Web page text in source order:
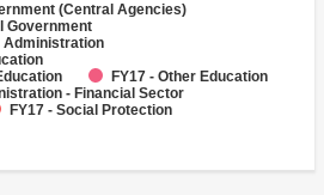
(Central Agencies)
Government
Administration
FY17 - Other Education
- Financial Sector
FY17 - Social Protection